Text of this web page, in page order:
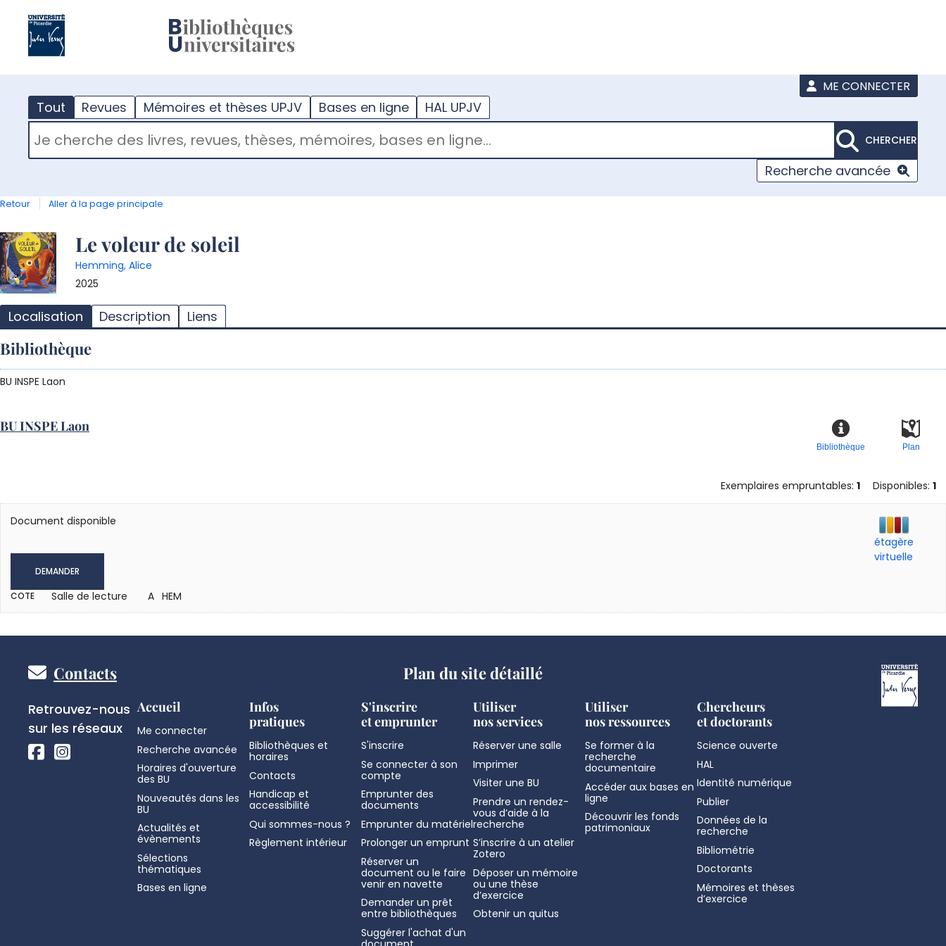
ME CONNECTER
Tout Revues Mémoires et thèses UPJV Bases en ligne HAL UPJV
RECHERCHER DANS "TOUT"
CHERCHER
Recherche avancée
Retour Aller à la page principale
Détail
document
Le voleur de soleil
Hemming, Alice
2025
Localisation Description Liens
Bibliothèque
BU INSPE Laon
BU INSPE Laon
Plan
Bibliothèque
Exemplaires empruntables: 1 Disponibles: 1
Document disponible
DEMANDER
COTE Salle de lecture A HEM
étagère
virtuelle
Pied
de
page
Contacts
Réseaux
sociaux
Retrouvez-nous
sur les réseaux
Plan du site détaillé
Accueil
Me connecter
Recherche avancée
Horaires d'ouverture
des BU
Nouveautés dans les
BU
Actualités et
évènements
Sélections
thématiques
Bases en ligne
Infos
pratiques
Bibliothèques et
horaires
Contacts
Handicap et
accessibilité
Qui sommes-nous ?
Règlement intérieur
S'inscrire
et emprunter
S'inscrire
Se connecter à son
compte
Emprunter des
documents
Emprunter du matériel
Prolonger un emprunt
Réserver un
document ou le faire
venir en navette
Demander un prêt
entre bibliothèques
Suggérer l'achat d'un
Utiliser
nos services
Réserver une salle
Imprimer
Visiter une BU
Prendre un rendez-
vous d’aide à la
recherche
S’inscrire à un atelier
Zotero
Déposer un mémoire
ou une thèse
d’exercice
Obtenir un quitus
Utiliser
nos ressources
Se former à la
recherche
documentaire
Accéder aux bases en
ligne
Découvrir les fonds
patrimoniaux
Chercheurs
et doctorants
Science ouverte
HAL
Identité numérique
Publier
Données de la
recherche
Bibliométrie
Doctorants
Mémoires et thèses
d’exercice